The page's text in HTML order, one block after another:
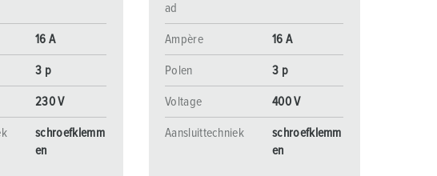
16 A
3 p
230 V
schroefklemm
en
ad
Ampère 16 A
Polen 3 p
Voltage 400 V
Aansluittechniek
schroefklemm
en